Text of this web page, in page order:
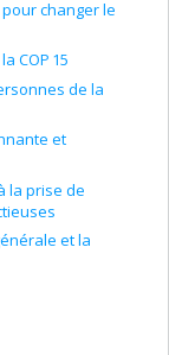
Letourneux, L.
(1993).
of a Discrete
Groups,
L.
(1993).
Chern-
Models
Eds., World
L.A. Ibort and
changer le
COP 15
de la
et
la prise de
et la